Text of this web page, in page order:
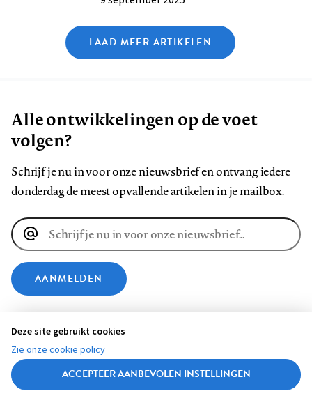
LAAD MEER ARTIKELEN
Alle ontwikkelingen op de voet
volgen?
Schrijf je nu in voor onze nieuwsbrief en ontvang iedere
donderdag de meest opvallende artikelen in je mailbox.
E-
mailadres
AANMELDEN
VOLG ONS OP
ons
Volg
ons
Volg
ons
Volg
ons
Volg
ons
Volg
ons
Deze site gebruikt cookies
Zie onze cookie policy
ACCEPTEER AANBEVOLEN INSTELLINGEN